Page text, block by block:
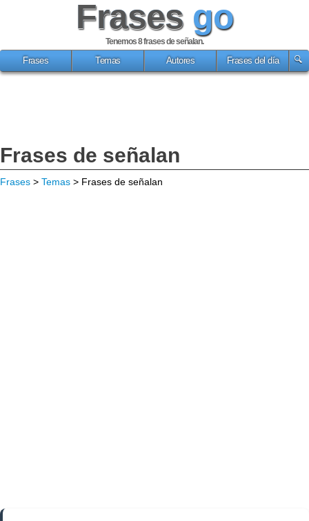
Frases go
Tenemos 8frases de señalan.
Frases
Temas Autores Frases del día
Frases de señalan
Frases > Temas > Frases de señalan